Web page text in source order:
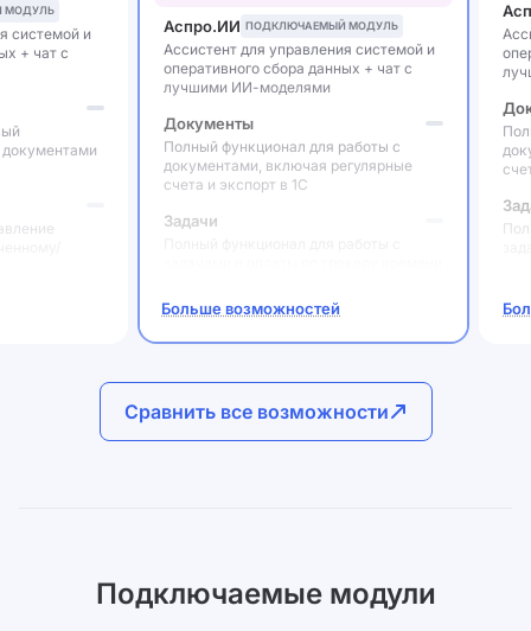
МОДУЛЬ
системой и
+ чат с
Аспро.ИИ ПОДКЛЮЧАЕМЫЙ МОДУЛЬ
Ассистент для управления системой и
оперативного сбора данных + чат с
лучшими ИИ-моделями
Документы
Полный функционал для работы с
документами, включая регулярные
счета и экспорт в 1С
Задачи
Совместная работа
Группы пользователей для простого
Автоматизация
Без ограничения на количество
База знаний
Больше возможностей
Сравнить все возможности
Подключаемые модули